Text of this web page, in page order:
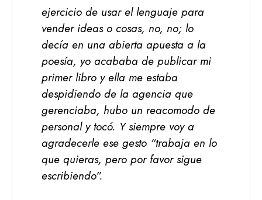
ejercicio de usar el lenguaje para
vender ideas o cosas, no, no; lo
decía en una abierta apuesta a la
poesía, yo acababa de publicar mi
primer libro y ella me estaba
despidiendo de la agencia que
gerenciaba, hubo un reacomodo de
personal y tocó. Y siempre voy a
agradecerle ese gesto “trabaja en lo
que quieras, pero por favor sigue
escribiendo”.